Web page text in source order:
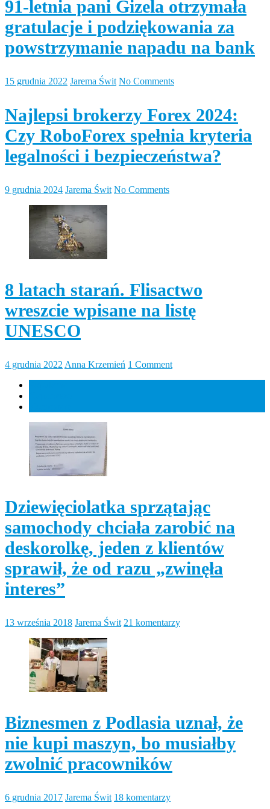
91-letnia pani Gizela otrzymała
gratulacje i podziękowania za
powstrzymanie napadu na bank
15 grudnia 2022 Jarema Świt No Comments
Najlepsi brokerzy Forex 2024:
Czy RoboForex spełnia kryteria
legalności i bezpieczeństwa?
9 grudnia 2024 Jarema Świt No Comments
8 latach starań. Flisactwo
wreszcie wpisane na listę
UNESCO
4 grudnia 2022 Anna Krzemień 1 Comment
Dziewięciolatka sprzątając
samochody chciała zarobić na
deskorolkę, jeden z klientów
sprawił, że od razu „zwinęła
interes”
13 września 2018 Jarema Świt 21 komentarzy
Biznesmen z Podlasia uznał, że
nie kupi maszyn, bo musiałby
zwolnić pracowników
6 grudnia 2017 Jarema Świt 18 komentarzy